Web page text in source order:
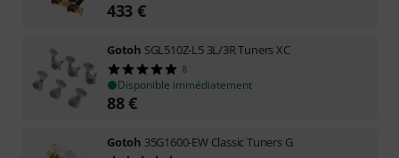
433 €
Gotoh SGL510Z-L5 3L/3R Tuners XC
8
Disponible immédiatement
88€
Gotoh 35G1600-EW Classic Tuners G